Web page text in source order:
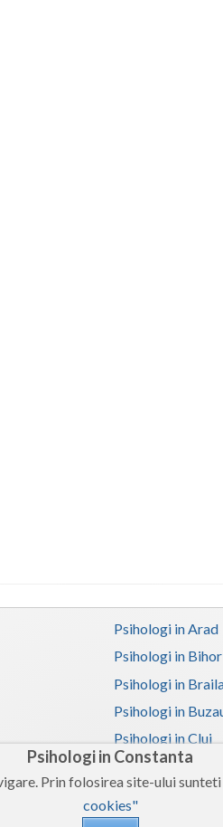
Psihologi in Constanta
Prin folosirea site-ului
cookies"
Psihologi in Arad
Psihologi in Bihor
Psihologi in
Psihologi in
Psihologi in Cluj
Psihologi in
Psihologi in
Psihologi in